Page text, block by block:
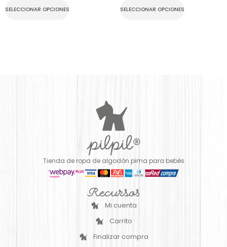
SELECCIONAR OPCIONES SELECCIONAR OPCIONES
Tienda de ropa de algodón pima para bebés
Recursos
Mi cuenta
Carrito
Finalizar compra